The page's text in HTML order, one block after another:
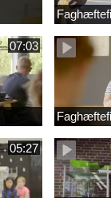
07:03
05:27